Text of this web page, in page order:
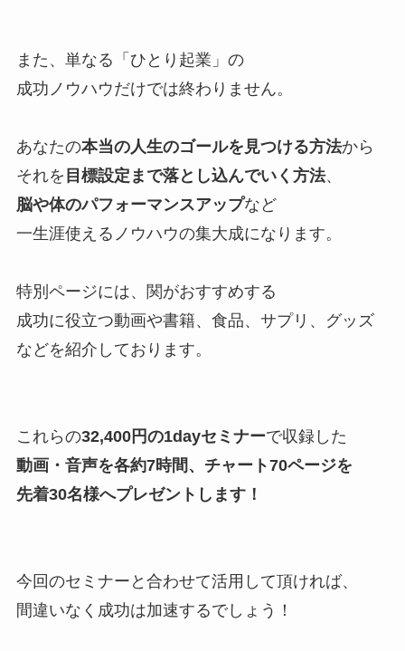
また、単なる「ひとり起業」の
成功ノウハウだけでは終わりません。
あなたの本当の人生のゴールを見つける方法から
それを 目標設定まで落とし込んでいく方法、
脳や体のパフォーマンスアップなど
一生涯使えるノウハウの集大成になります。
特別ページには、関がおすすめする
成功に役立つ動画や書籍、食品、サプリ、グッズ
などを紹介しております。
これらの32,400円の1dayセミナーで収録した
動画・音声を各約7時間、チャート70ページを
先着30名様へプレゼントします！
今回のセミナーと合わせて活用して頂ければ、
間違いなく成功は加速するでしょう！